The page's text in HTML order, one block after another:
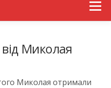
Menu
Миколая
Миколая отримали